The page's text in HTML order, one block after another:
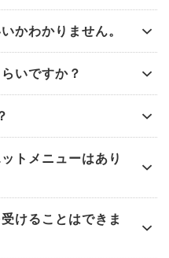
かわかりません。
いですか？
トメニューはあり
けることはできま